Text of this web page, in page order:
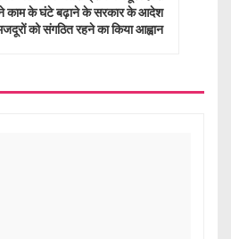
ने काम के घंटे बढ़ाने के सरकार के आदेश
को संगठित रहने का किया आह्वान